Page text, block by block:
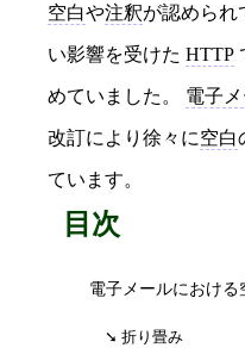
空白や注釈が認められ
い影響を受けた HTTP
めていました。 電子
改訂により徐々に空白
ています。
目次
電子メールにおける
折り畳み